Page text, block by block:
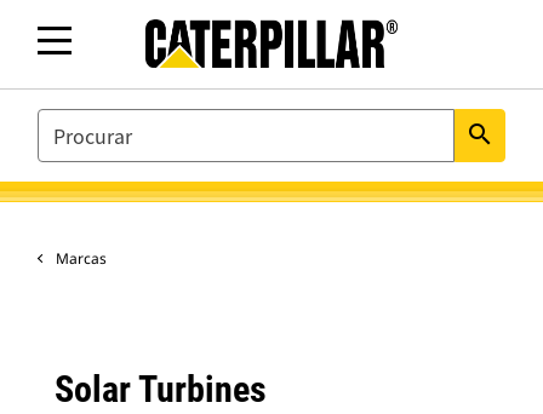
SEARCH search
Marcas
Solar Turbines